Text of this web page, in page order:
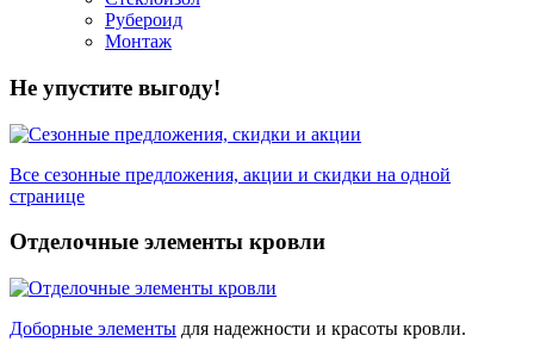
Рубероид
Монтаж
Не упустите выгоду!
Все сезонные предложения, акции и скидки на одной
странице
Отделочные элементы кровли
Доборные элементы для надежности и красоты кровли.